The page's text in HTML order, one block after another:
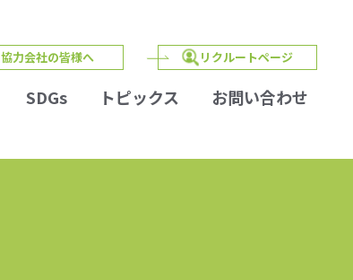
SDGs トピックス お問い合わせ
リクルートページ
協力会社の皆様へ